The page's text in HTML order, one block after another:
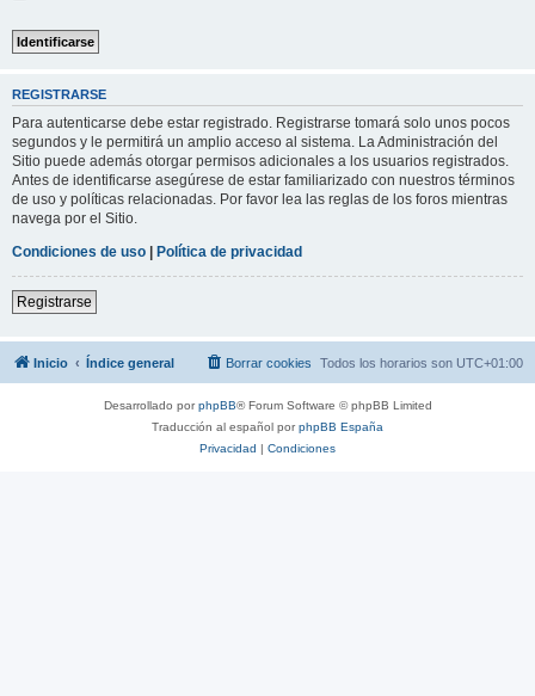
REGISTRARSE
Para autenticarse debe estar registrado. Registrarse tomará solo unos pocos
segundos y le permitirá un amplio acceso al sistema. La Administración del
Sitio puede además otorgar permisos adicionales a los usuarios registrados.
Antes de identificarse asegúrese de estar familiarizado con nuestros términos
de uso y políticas relacionadas. Por favor lea las reglas de los foros mientras
navega por el Sitio.
Condiciones de uso | Política de privacidad
Registrarse
Inicio Índice general Todos los horarios son UTC+01:00
Borrar cookies
Desarrollado porphpBB® Forum Software © phpBB Limited
Traducción al español porphpBB España
Privacidad | Condiciones